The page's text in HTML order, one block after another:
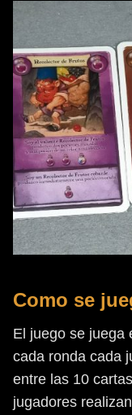
Como se
El juego se juega
cada ronda cada
entre las 10
jugadores